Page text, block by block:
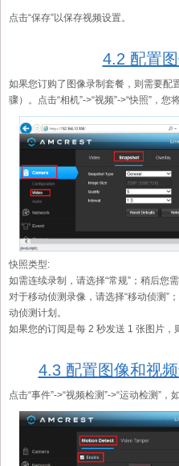
点击“保存”以保存视频设置。
4.2 配置
如果您订购了图像录制套餐，则需要配
骤）。点击“相机”->“视频”->“快照”，您
快照类型:
如需连续录制，请选择“常规”；稍后您
对于移动侦测录像，请选择“移动侦测”
动侦测计划。
如果您的订阅是每 2 秒发送 1 张图片，
4.3 配置图像和视
点击“事件”->“视频检测”->“运动检测”，